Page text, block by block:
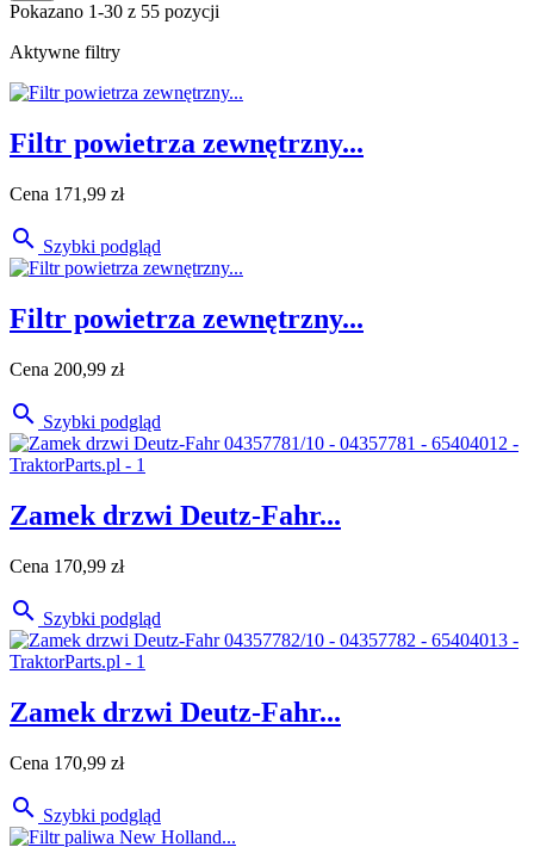
Pokazano 1-30 z 55 pozycji
Aktywne filtry
Filtr powietrza zewnętrzny...
Cena 171,99 zł
 Szybki podgląd
Filtr powietrza zewnętrzny...
Cena 200,99 zł
 Szybki podgląd
Zamek drzwi Deutz-Fahr...
Cena 170,99 zł
 Szybki podgląd
Zamek drzwi Deutz-Fahr...
Cena 170,99 zł
 Szybki podgląd